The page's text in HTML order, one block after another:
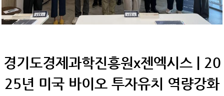
경기도경제과학진흥원x젠엑시스 | 20
25년 미국 바이오 투자유치 역량강화